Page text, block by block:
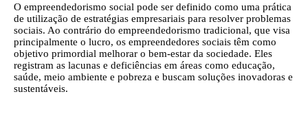
O empreendedorismo social pode ser definido como uma prática
de utilização de estratégias empresariais para resolver problemas
sociais. Ao contrário do empreendedorismo tradicional, que visa
principalmente o lucro, os empreendedores sociais têm como
objetivo primordial melhorar o bem-estar da sociedade. Eles
registram as lacunas e deficiências em áreas como educação,
saúde, meio ambiente e pobreza e buscam soluções inovadoras e
sustentáveis.